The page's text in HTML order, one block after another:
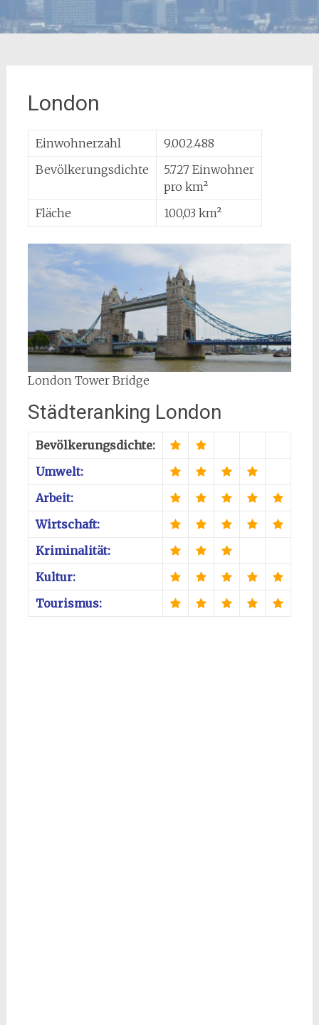
London
Einwohnerzahl
9.002.488
Bevölkerungsdichte
5.727 Einwohner
pro km²
Fläche
100,03 km²
London Tower Bridge
Städteranking London
Bevölkerungsdichte:
Umwelt:
Arbeit:
Wirtschaft:
Kriminalität:
Kultur:
Tourismus: